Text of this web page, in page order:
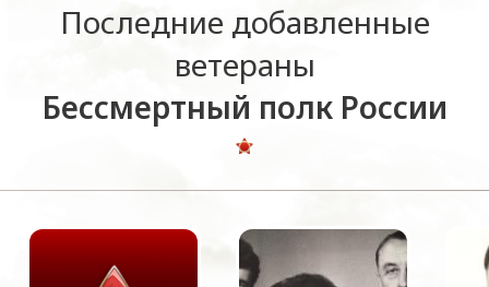
Последние добавленные
ветераны
Бессмертный полк России